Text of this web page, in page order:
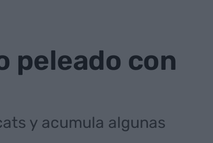
peleado con
y acumula algunas